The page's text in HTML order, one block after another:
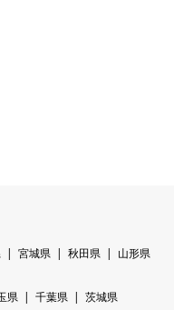
宮城県 秋田県
山形県
県 千葉県
茨城県